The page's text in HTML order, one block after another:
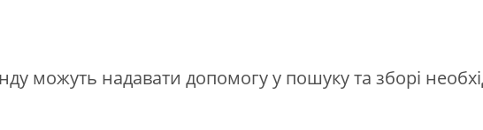
можуть надавати допомогу у пошуку та зборі